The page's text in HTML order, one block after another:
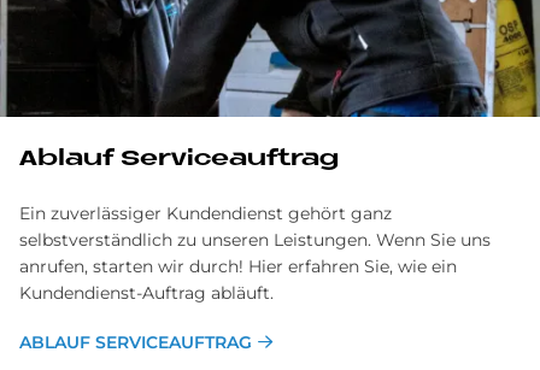
Ablauf Serviceauftrag
Ein zuverlässiger Kundendienst gehört ganz
selbstverständlich zu unseren Leistungen. Wenn Sie uns
anrufen, starten wir durch! Hier erfahren Sie, wie ein
Kundendienst-Auftrag abläuft.
ABLAUF SERVICEAUFTRAG